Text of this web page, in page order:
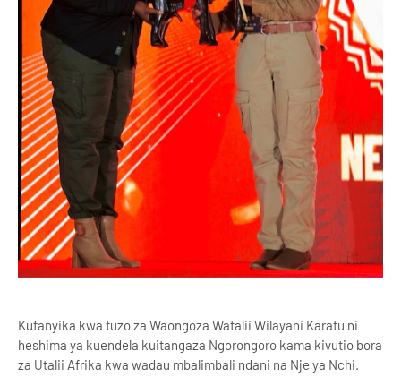
Kufanyika kwa tuzo za Waongoza Watalii Wilayani Karatu ni
heshima ya kuendela kuitangaza Ngorongoro kama kivutio bora
za Utalii Afrika kwa wadau mbalimbali ndani na Nje ya Nchi.